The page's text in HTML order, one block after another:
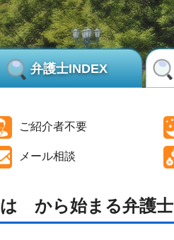
弁護士INDEX
ご紹介者不要
メール相談
は から始まる弁護士